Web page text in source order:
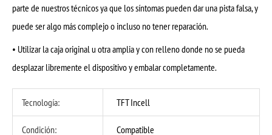
parte de nuestros técnicos ya que los síntomas pueden dar una pista falsa, y
puede ser algo más complejo o incluso no tener reparación.
• Utilizar la caja original u otra amplia y con relleno donde no se pueda
desplazar libremente el dispositivo y embalar completamente.
Tecnología: TFT Incell
Condición: Compatible